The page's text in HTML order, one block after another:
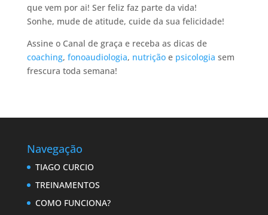
que vem por ai! Ser feliz faz parte da vida!
Sonhe, mude de atitude, cuide da sua felicidade!
Assine o Canal de graça e receba as dicas de
coaching, fonoaudiologia, nutriçãoe psicologia sem
frescura toda semana!
Navegação
TIAGO CURCIO
TREINAMENTOS
COMO FUNCIONA?